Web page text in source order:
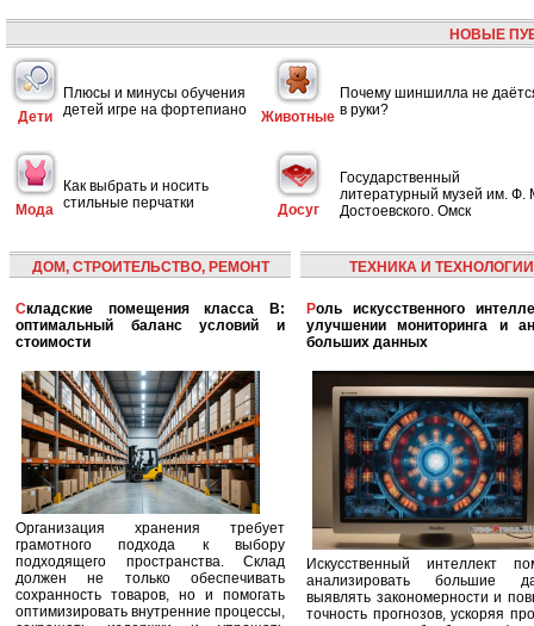
НОВЫЕ
Дети
Плюсы и минусы обучения
детей игре на фортепиано
Животные
Почему шиншилла не
в руки?
Мода
Как выбрать и носить
стильные перчатки
Досуг
Государственный
литературный музей им. Ф.
Достоевского. Омск
ДОМ, СТРОИТЕЛЬСТВО, РЕМОНТ
Складские помещения класса B:
оптимальный баланс условий и
стоимости
Организация хранения требует
грамотного подхода к выбору
подходящего пространства. Склад
должен не только обеспечивать
сохранность товаров, но и помогать
оптимизировать внутренние процессы,
ТЕХНИКА И ТЕХНОЛОГИИ
Роль искусственного интеллекта в
улучшении мониторинга и
больших данных
Искусственный интеллект
анализировать большие
выявлять закономерности и
точность прогнозов, ускоряя